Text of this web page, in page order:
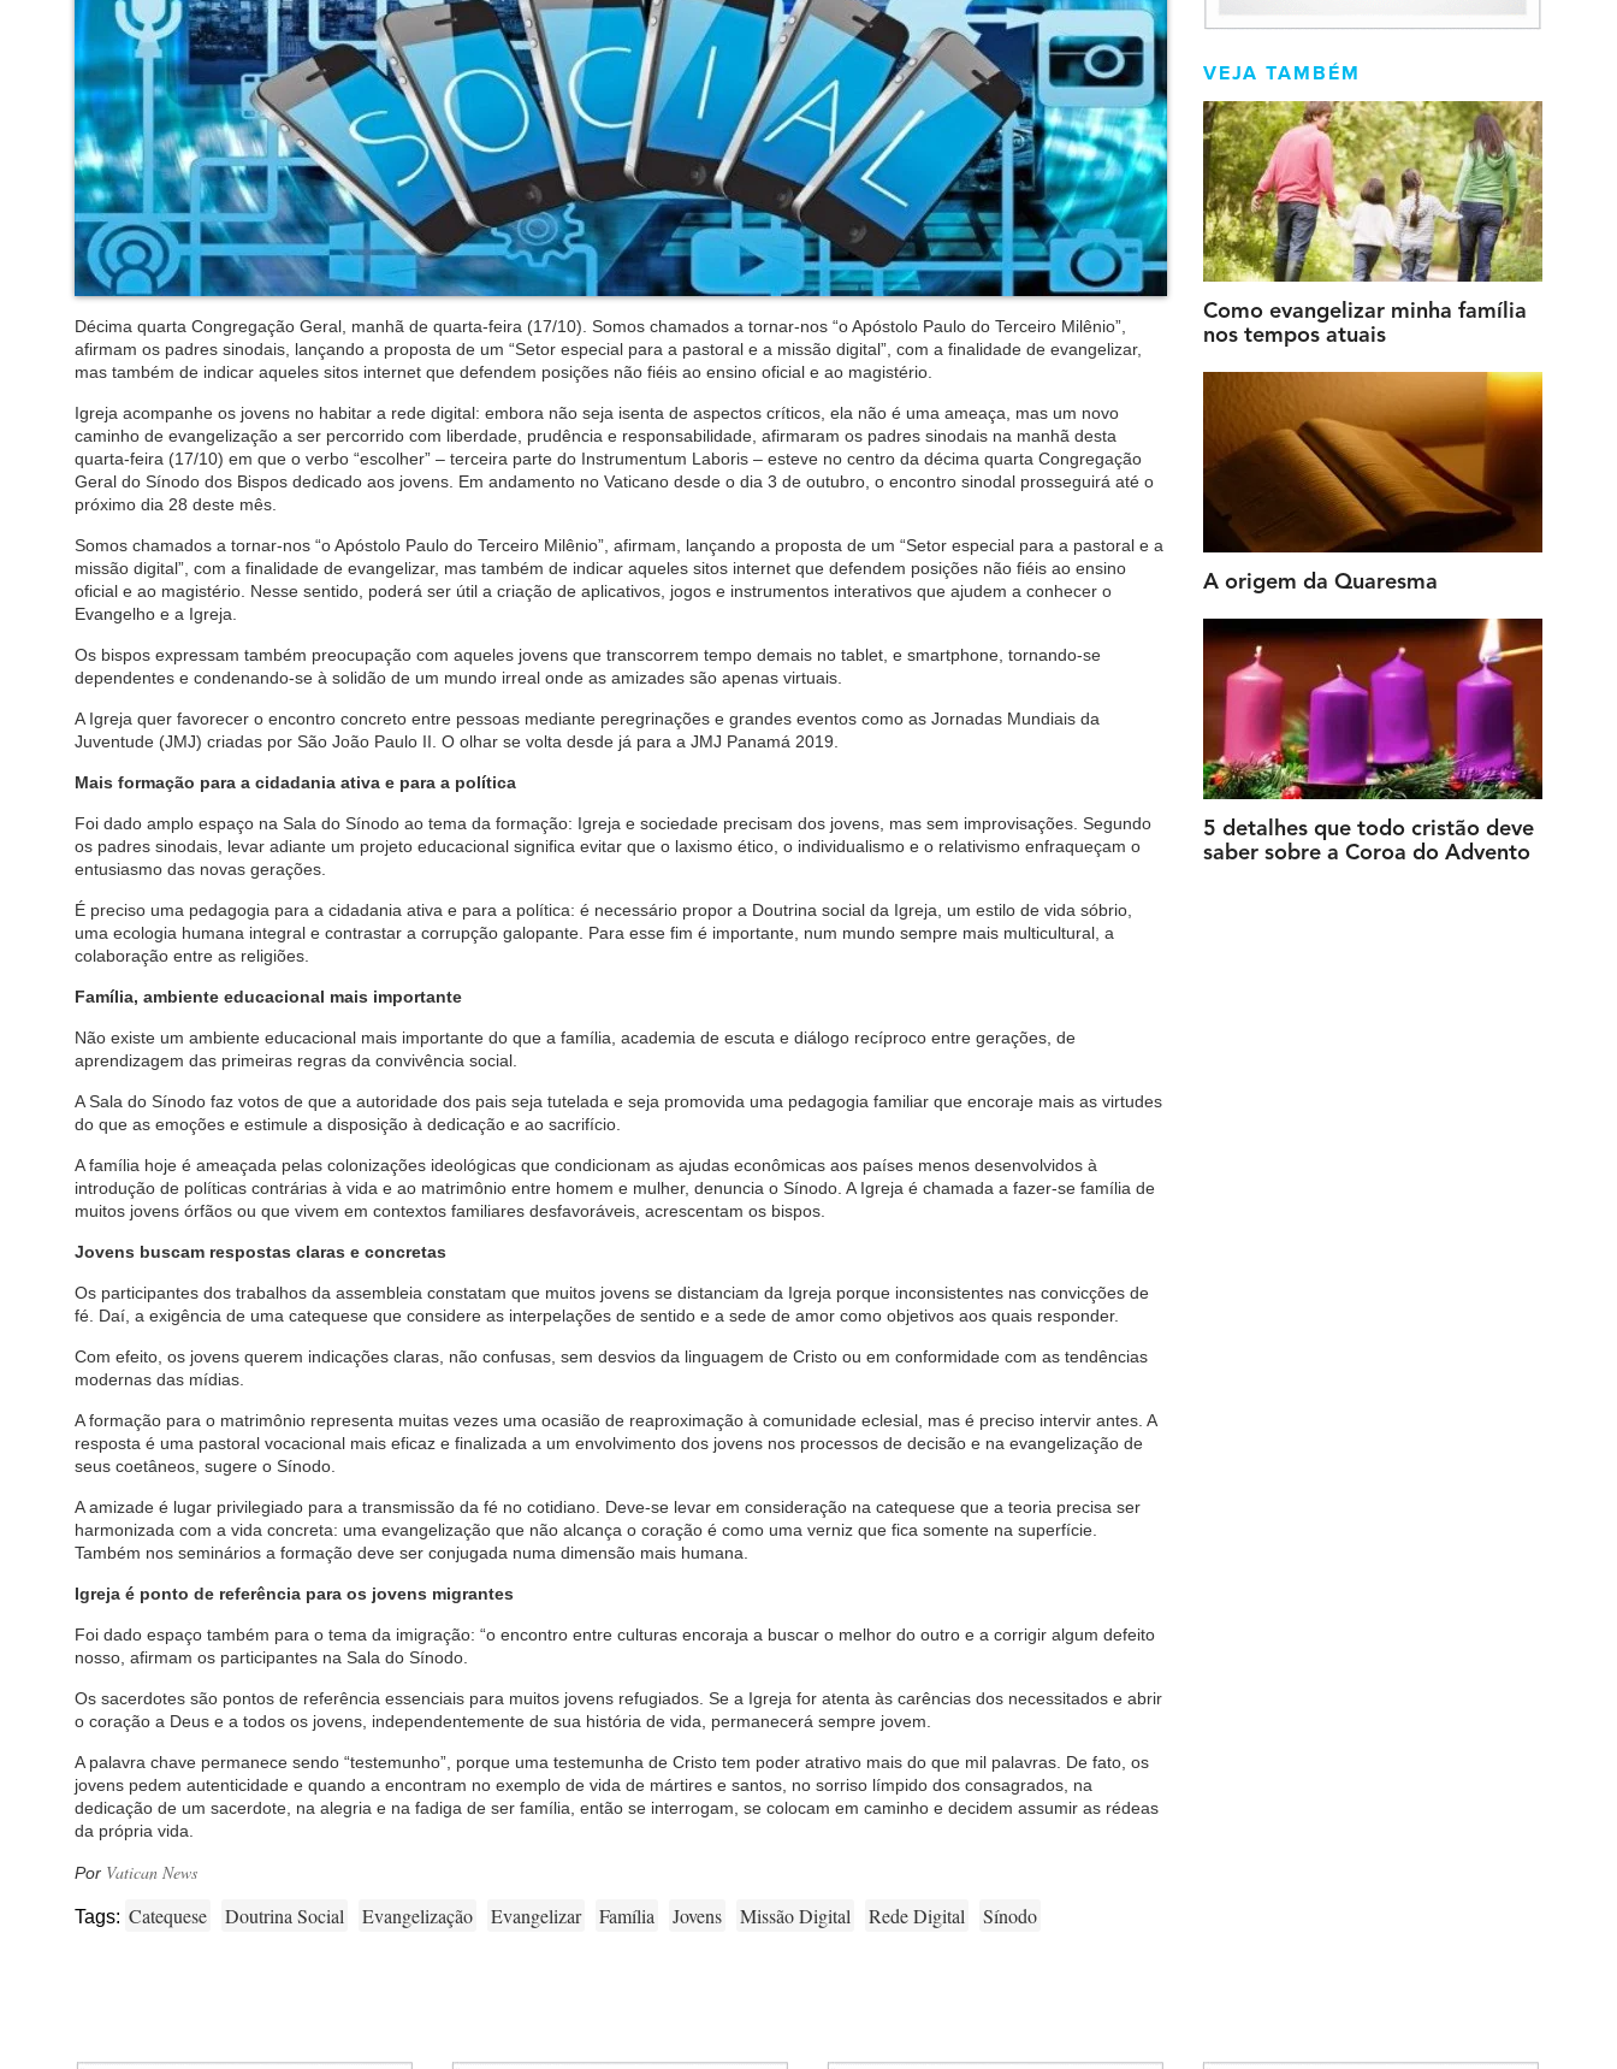
Décima quarta Congregação Geral, manhã de quarta-feira (17/10). Somos chamados a tornar-nos “o Apóstolo Paulo do Terceiro Milênio”,
afirmam os padres sinodais, lançando a proposta de um “Setor especial para a pastoral e a missão digital”, com a finalidade de evangelizar,
mas também de indicar aqueles sitos internet que defendem posições não fiéis ao ensino oficial e ao magistério.
Igreja acompanhe os jovens no habitar a rede digital: embora não seja isenta de aspectos críticos, ela não é uma ameaça, mas um novo
caminho de evangelização a ser percorrido com liberdade, prudência e responsabilidade, afirmaram os padres sinodais na manhã desta
quarta-feira (17/10) em que o verbo “escolher” – terceira parte do Instrumentum Laboris – esteve no centro da décima quarta Congregação
Geral do Sínodo dos Bispos dedicado aos jovens. Em andamento no Vaticano desde o dia 3 de outubro, o encontro sinodal prosseguirá até o
próximo dia 28 deste mês.
Somos chamados a tornar-nos “o Apóstolo Paulo do Terceiro Milênio”, afirmam, lançando a proposta de um “Setor especial para a pastoral e a
missão digital”, com a finalidade de evangelizar, mas também de indicar aqueles sitos internet que defendem posições não fiéis ao ensino
oficial e ao magistério. Nesse sentido, poderá ser útil a criação de aplicativos, jogos e instrumentos interativos que ajudem a conhecer o
Evangelho e a Igreja.
Os bispos expressam também preocupação com aqueles jovens que transcorrem tempo demais no tablet, e smartphone, tornando-se
dependentes e condenando-se à solidão de um mundo irreal onde as amizades são apenas virtuais.
A Igreja quer favorecer o encontro concreto entre pessoas mediante peregrinações e grandes eventos como as Jornadas Mundiais da
Juventude (JMJ) criadas por São João Paulo II. O olhar se volta desde já para a JMJ Panamá 2019.
Mais formação para a cidadania ativa e para a política
Foi dado amplo espaço na Sala do Sínodo ao tema da formação: Igreja e sociedade precisam dos jovens, mas sem improvisações. Segundo
os padres sinodais, levar adiante um projeto educacional significa evitar que o laxismo ético, o individualismo e o relativismo enfraqueçam o
entusiasmo das novas gerações.
É preciso uma pedagogia para a cidadania ativa e para a política: é necessário propor a Doutrina social da Igreja, um estilo de vida sóbrio,
uma ecologia humana integral e contrastar a corrupção galopante. Para esse fim é importante, num mundo sempre mais multicultural, a
colaboração entre as religiões.
Família, ambiente educacional mais importante
Não existe um ambiente educacional mais importante do que a família, academia de escuta e diálogo recíproco entre gerações, de
aprendizagem das primeiras regras da convivência social.
A Sala do Sínodo faz votos de que a autoridade dos pais seja tutelada e seja promovida uma pedagogia familiar que encoraje mais as virtudes
do que as emoções e estimule a disposição à dedicação e ao sacrifício.
A família hoje é ameaçada pelas colonizações ideológicas que condicionam as ajudas econômicas aos países menos desenvolvidos à
introdução de políticas contrárias à vida e ao matrimônio entre homem e mulher, denuncia o Sínodo. A Igreja é chamada a fazer-se família de
muitos jovens órfãos ou que vivem em contextos familiares desfavoráveis, acrescentam os bispos.
Jovens buscam respostas claras e concretas
Os participantes dos trabalhos da assembleia constatam que muitos jovens se distanciam da Igreja porque inconsistentes nas convicções de
fé. Daí, a exigência de uma catequese que considere as interpelações de sentido e a sede de amor como objetivos aos quais responder.
Com efeito, os jovens querem indicações claras, não confusas, sem desvios da linguagem de Cristo ou em conformidade com as tendências
modernas das mídias.
A formação para o matrimônio representa muitas vezes uma ocasião de reaproximação à comunidade eclesial, mas é preciso intervir antes. A
resposta é uma pastoral vocacional mais eficaz e finalizada a um envolvimento dos jovens nos processos de decisão e na evangelização de
seus coetâneos, sugere o Sínodo.
A amizade é lugar privilegiado para a transmissão da fé no cotidiano. Deve-se levar em consideração na catequese que a teoria precisa ser
harmonizada com a vida concreta: uma evangelização que não alcança o coração é como uma verniz que fica somente na superfície.
Também nos seminários a formação deve ser conjugada numa dimensão mais humana.
Igreja é ponto de referência para os jovens migrantes
Foi dado espaço também para o tema da imigração: “o encontro entre culturas encoraja a buscar o melhor do outro e a corrigir algum defeito
nosso, afirmam os participantes na Sala do Sínodo.
Os sacerdotes são pontos de referência essenciais para muitos jovens refugiados. Se a Igreja for atenta às carências dos necessitados e abrir
o coração a Deus e a todos os jovens, independentemente de sua história de vida, permanecerá sempre jovem.
A palavra chave permanece sendo “testemunho”, porque uma testemunha de Cristo tem poder atrativo mais do que mil palavras. De fato, os
jovens pedem autenticidade e quando a encontram no exemplo de vida de mártires e santos, no sorriso límpido dos consagrados, na
dedicação de um sacerdote, na alegria e na fadiga de ser família, então se interrogam, se colocam em caminho e decidem assumir as rédeas
da própria vida.
Por Vatican News
Tags: Catequese Doutrina Social Evangelização Evangelizar Família Jovens Missão Digital Rede Digital Sínodo
VEJA TAMBÉM
Como evangelizar minha família
nos tempos atuais
A origem da Quaresma
5 detalhes que todo cristão deve
saber sobre a Coroa do Advento